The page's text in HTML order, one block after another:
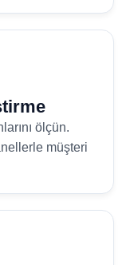
ölçün.
müşteri